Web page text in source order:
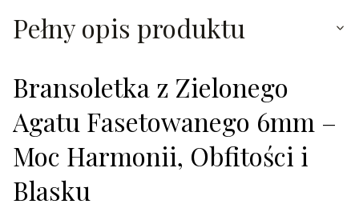
Pełny opis produktu
Bransoletka z Zielonego
Agatu Fasetowanego 6mm –
Moc Harmonii, Obfitości i
Blasku